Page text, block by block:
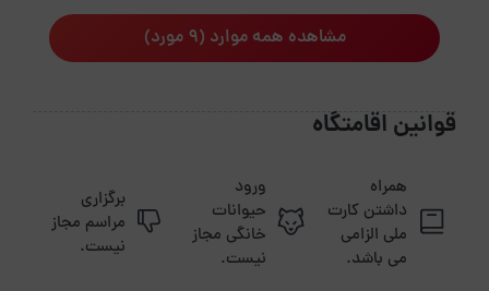
مشاهده همه موارد (9 مورد)
قوانین اقامتگاه
همراه
داشتن کارت
ملی الزامی
می باشد.
ورود
حیوانات
خانگی مجاز
نیست.
برگزاری
مراسم مجاز
نیست.